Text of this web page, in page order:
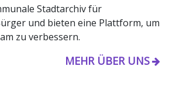
Stadtarchiv für
und bieten eine Plattform, um
zu verbessern.
MEHR ÜBER UNS